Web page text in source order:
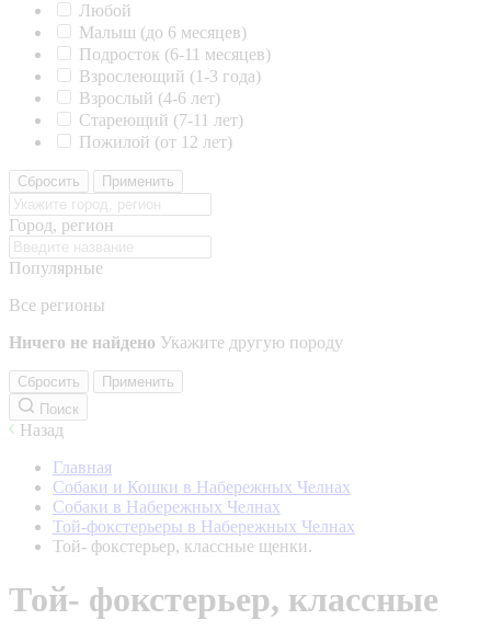
Любой
Малыш (до 6 месяцев)
Подросток (6-11 месяцев)
Взрослеющий (1-3 года)
Взрослый (4-6 лет)
Стареющий (7-11 лет)
Пожилой (от 12 лет)
Сбросить Применить
Город, регион
Популярные
Все регионы
Ничего не найдено Укажите другую породу
Сбросить
Применить
Поиск
Назад
Главная
Собаки и Кошки в Набережных Челнах
Собаки в Набережных Челнах
Той-фокстерьеры в Набережных Челнах
Той- фокстерьер, классные щенки.
Той- фокстерьер, классные